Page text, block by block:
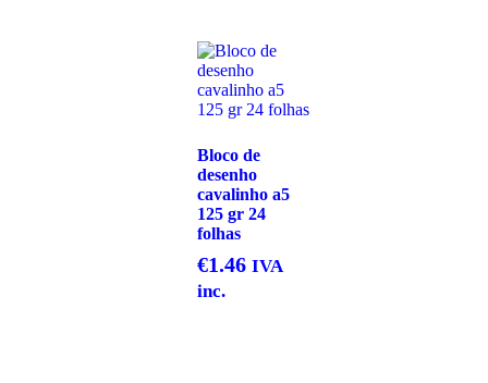
Bloco de
desenho
cavalinho a5
125 gr 24
folhas
€1.46 IVA
inc.